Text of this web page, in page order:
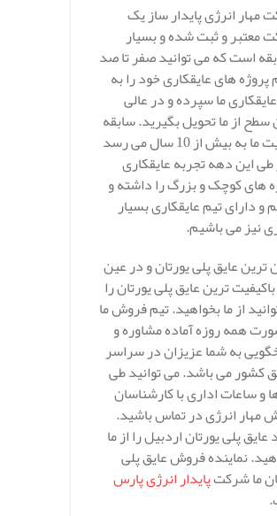
مهار انرژی پایدار ساز یک
معتبر و ثبت شده و بسیار
است که می توانید صفر تا صد
پروژه های عایقکاری خود را به
ما سپرده و در عالی
سطح از ما تحویل بگیرید. سابقه
فعالیت ما به بیش از 10 سال می رسد
این دهه تجربه عایقکاری
های کوچک و بزرگ را داشته و
و دارای تیم عایقکاری بسیار
نیز می باشیم.
ترین عایق پلی یورتان و در عین
ترین عایق پلی یورتان را
از ما بخواهید. تیم فروش ما
همه روزه آماده مشاوره و
به شما عزیزان در سراسر
کشور می باشد. می توانید طی
و ساعات اداری با کارشناسان
مهار انرژی در تماس باشید.
پلی یورتان اردبیل را از ما
نماینده فروش عایق پلی
ما شرکتپایدار انرژی پارس